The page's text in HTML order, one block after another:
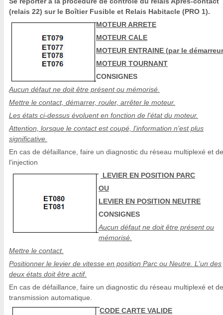
(relais 22) sur le Boîtier Fusible et Relais Habitacle (PRO 1).
MOTEUR ARRETE
MOTEUR CALE
MOTEUR ENTRAINE (par le
MOTEUR TOURNANT
CONSIGNES
Aucun défaut ne doit être présent ou mémorisé.
Mettre le contact, démarrer, rouler, arrêter le moteur.
Les états ci-dessus évoluent en fonction de l'état du moteur.
Attention, lorsque le contact est coupé, l'information n'est plus
significative.
En cas de défaillance, faire un diagnostic du réseau multiplexé et de
l'injection
LEVIER EN POSITION PARC
OU
LEVIER EN POSITION NEUTRE
CONSIGNES
Aucun défaut ne doit être présent ou
mémorisé.
Mettre le contact.
Positionner le levier de vitesse en position Parc ou Neutre. L'un des
deux états doit être actif.
En cas de défaillance, faire un diagnostic du réseau multiplexé et
transmission automatique.
CODE CARTE VALIDE